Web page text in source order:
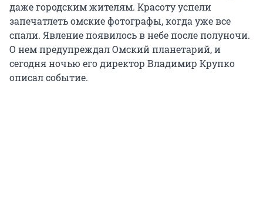
даже городским жителям. Красоту успели
запечатлеть омские фотографы, когда уже все
спали. Явление появилось в небе после полуночи.
О нем предупреждал Омский планетарий, и
сегодня ночью его директор Владимир Крупко
описал событие.